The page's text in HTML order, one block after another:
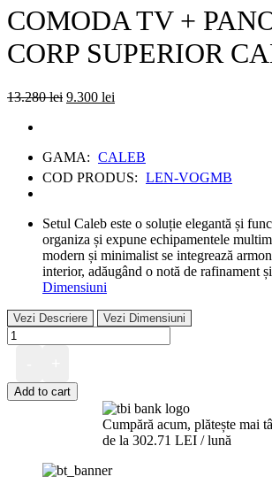
COMODA TV +
CORP SUPERIOR
13.280lei Original
9.300 lei
GAMA: CALEB
COD PRODUS: LEN-VOGMB
Setul Caleb este o soluție elegantă și
organiza și expune echipamentele
modern și minimalist se integrează
interior, adăugând o notă de rafinament
Dimensiuni
Vezi Descriere Vezi Dimensiuni
COMODA
TV
PANOU
TV
CALEB
quantity
Add to cart
Cumpără acum, plătește mai
de la 302.71 LEI / lună